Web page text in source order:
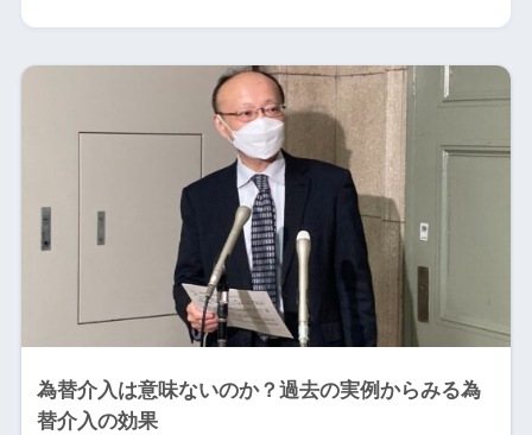
為替介入は意味ないのか？過去の実例からみる為
替介入の効果